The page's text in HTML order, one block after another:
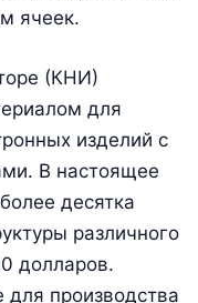
ячеек.
(КНИ)
для
изделий с
В настоящее
десятка
различного
долларов.
производства